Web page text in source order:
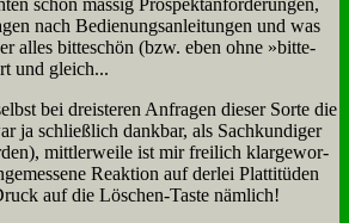
nach Be­die­nungs­an­lei­tun­gen und was
al­les bit­te­schön (bzw. eben oh­ne »bit­te­
und gleich...
bei drei­ste­ren An­fra­gen die­ser Sor­te die
ja schließ­lich dank­bar, als Sach­kun­di­ger
mitt­ler­wei­le ist mir frei­lich klar­ge­wor­
Re­ak­ti­on auf der­lei Plat­ti­tü­den
auf die Lö­schen-Ta­ste näm­lich!